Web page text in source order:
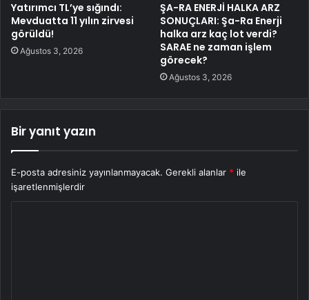
Yatırımcı TL’ye sığındı:
Mevduatta 11 yılın zirvesi
görüldü!
Ağustos 3, 2026
ŞA-RA ENERJİ HALKA ARZ
SONUÇLARI: Şa-Ra Enerji
halka arz kaç lot verdi?
SARAE ne zaman işlem
görecek?
Ağustos 3, 2026
Bir yanıt yazın
E-posta adresiniz yayınlanmayacak. Gerekli alanlar * ile
işaretlenmişlerdir